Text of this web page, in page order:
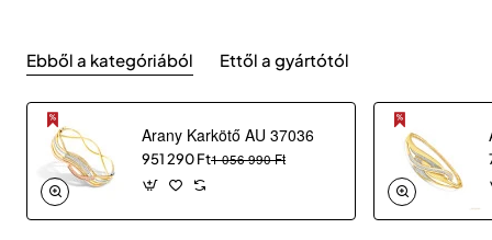
Ebből a kategóriából Ettől a gyártótól
Arany Karkötő AU 37036
951 290 Ft1 056 990 Ft